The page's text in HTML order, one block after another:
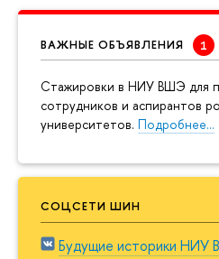
ВАЖНЫЕ ОБЪЯВЛЕНИЯ
Cтажировки в НИУ ВШЭ для
сотрудников и аспирантов
университетов. Подробнее…
СОЦСЕТИ ШИН
Будущие историки НИУ